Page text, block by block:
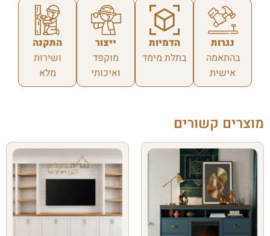
נגרות
בהתאמה
אישית
הדמיות
בתלת מימד
ייצור
מוקפד
ואיכותי
התקנה
ושירות
מלא
מוצרים קשורים